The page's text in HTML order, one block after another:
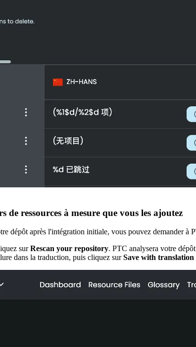
ressources à mesure que vous les ajoutez
dépôt après l'intégration initiale, vous pouvez demander à
surRescan your repository. PTC analysera votre
dans la traduction, puis cliquez surSave with translation